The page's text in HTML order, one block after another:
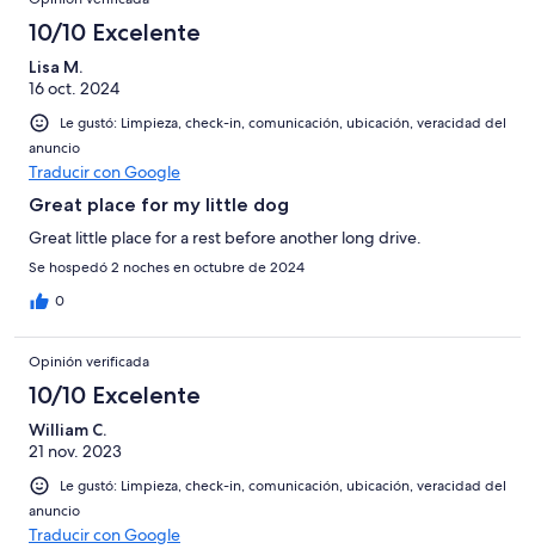
10/10 Excelente
Lisa M.
16 oct. 2024
Le gustó: Limpieza, check-in, comunicación, ubicación, veracidad del
anuncio
Traducir con Google
Great place for my little dog
Great little place for a rest before another long drive.
Se hospedó 2 noches en octubre de 2024
0
Opinión verificada
10/10 Excelente
William C.
21 nov. 2023
Le gustó: Limpieza, check-in, comunicación, ubicación, veracidad del
anuncio
Traducir con Google